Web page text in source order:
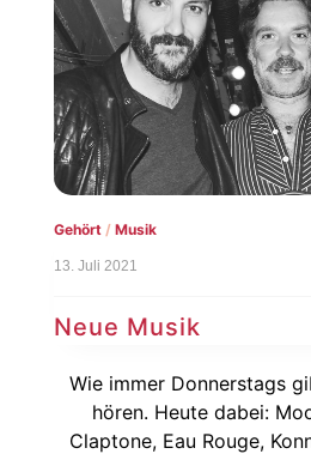
Gehört/ Musik
13. Juli 2021
Neue Musik
Wie immer Donnerstags
hören. Heute dabei:
Claptone, Eau Rouge,